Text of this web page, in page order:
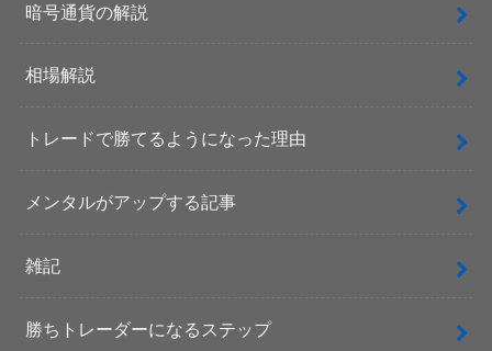
暗号通貨の解説
相場解説
トレードで勝てるようになった理由
メンタルがアップする記事
雑記
勝ちトレーダーになるステップ